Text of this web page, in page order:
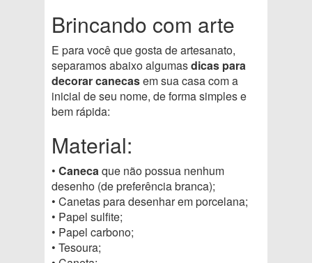
Brincando com arte
E para você que gosta de artesanato,
separamos abaixo algumasdicas para
decorar canecasem sua casa com a
inicial de seu nome, de forma simples e
bem rápida:
Material:
• Canecaque não possua nenhum
desenho (de preferência branca);
• Canetas para desenhar em porcelana;
• Papel sulfite;
• Papel carbono;
• Tesoura;